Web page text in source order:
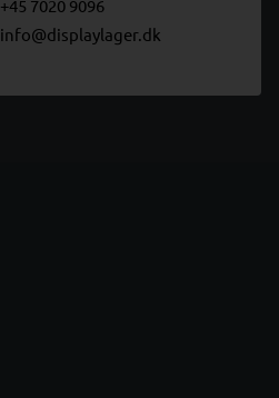
+45 7020 9096
info@displaylager.dk